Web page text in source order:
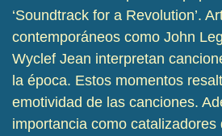
‘Soundtrack for a Revolution’.
contemporáneos como John
Wyclef Jean interpretan
la época. Estos momentos
emotividad de las canciones.
importancia como